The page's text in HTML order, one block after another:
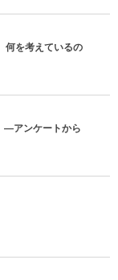
何を考えているの
―アンケートから